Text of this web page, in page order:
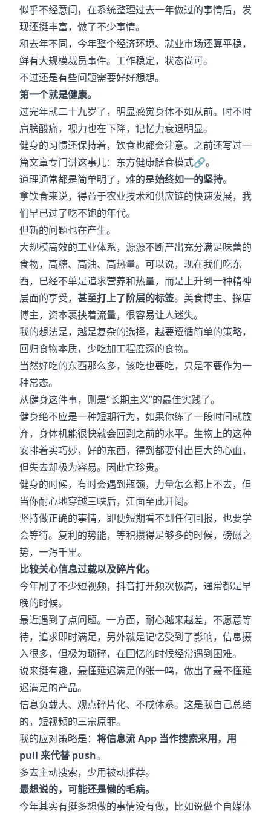
似乎不经意间，在系统整理过去一年做过的事情后，发
现还挺丰富，做了不少事情。
和去年不同，今年整个经济环境、就业市场还算平稳，
鲜有大规模裁员事件。工作稳定，状态尚可。
不过还是有些问题需要好好想想。
第一个就是健康。
过完年就二十九岁了，明显感觉身体不如从前。时不时
肩膀酸痛，视力也在下降，记忆力衰退明显。
健身的习惯还保持着，饮食也都会注意。之前还写过一
篇文章专门讲这事儿： 东方健康膳食模式🔗。
道理通常都是简单明了，难的是始终如一的坚持。
拿饮食来说，得益于农业技术和供应链的快速发展，我
们早已过了吃不饱的年代。
但新的问题也在产生。
大规模高效的工业体系，源源不断产出充分满足味蕾的
食物，高糖、高油、高热量。可以说，现在我们吃东
西，已经不单是追求营养和热量，而是上升到一种精神
层面的享受， 甚至打上了阶层的标签。美食博主、探店
博主，资本裹挟着流量，很容易让人迷失。
我的想法是，越是复杂的选择，越要遵循简单的策略，
回归食物本质，少吃加工程度深的食物。
当然好吃的东西那么多，该吃也要吃，只是不要作为一
种常态。
从健身这件事，则是“长期主义”的最佳实践了。
健身绝不应是一种短期行为，如果你练了一段时间就放
弃，身体机能很快就会回到之前的水平。生物上的这种
安排着实巧妙，好的东西，得到都要付出巨大的心血，
但失去却极为容易。因此它珍贵。
健身的时候，有时会遇到瓶颈，力量怎么都上不去，但
当你耐心地穿越三峡后，江面至此开阔。
坚持做正确的事情，即便短期看不到任何回报，也要学
会等待。复利的势能，等积攒得足够多的时候，磅礴之
势，一泻千里。
比较关心信息过载以及碎片化。
今年刷了不少短视频，抖音打开频次极高，通常都是早
晚的时候。
最近遇到了点问题。一方面，耐心越来越差，不愿意等
待，追求即时满足，另外就是记忆受到了影响，信息摄
入很多，但极为琐碎，在回忆的时候经常遇到困难。
说来挺有趣，最懂延迟满足的张一鸣，做出了最不懂延
迟满足的产品。
信息负载大、观点碎片化、不成体系。这是我自己总结
的，短视频的三宗原罪。
我的应对策略是： 将信息流 App 当作搜索来用，用
pull 来代替 push。
多去主动搜索，少用被动推荐。
最想说的，可能还是懒的毛病。
今年其实有挺多想做的事情没有做，比如说做个自媒体